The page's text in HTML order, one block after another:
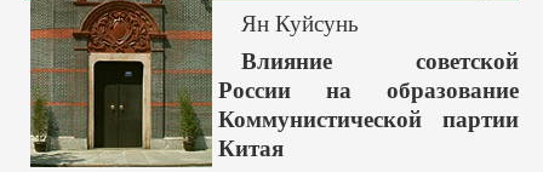
Ян Куйсунь
Влияние советской
России на образование
Коммунистической партии
Китая